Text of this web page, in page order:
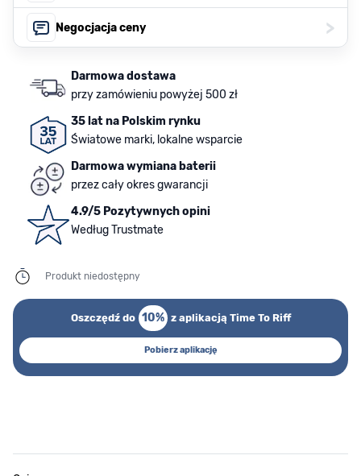
Negocjacja ceny >
Darmowa dostawa
przy zamówieniu powyżej 500 zł
35 lat na Polskim rynku
Światowe marki, lokalne wsparcie
Darmowa wymiana baterii
przez cały okres gwarancji
4.9/5 Pozytywnych opini
Według Trustmate
Produkt niedostępny
Oszczędź do 10% z aplikacją Time To Riff
Pobierz aplikację